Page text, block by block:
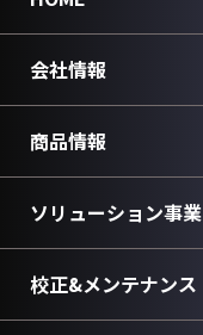
会社情報
商品情報
ソリューション事業
校正&メンテナンス